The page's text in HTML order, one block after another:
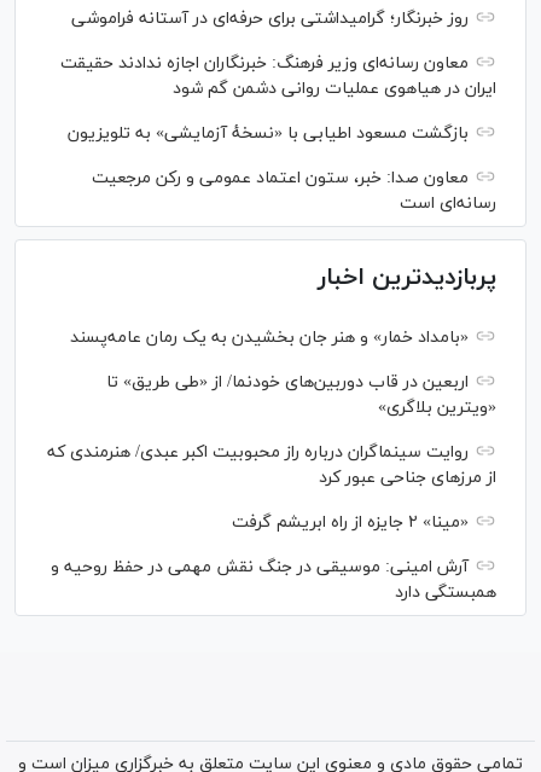
روز خبرنگار؛ گرامیداشتی برای حرفه‌ای در آستانه فراموشی
معاون رسانه‌ای وزیر فرهنگ: خبرنگاران اجازه ندادند حقیقت
ایران در هیاهوی عملیات روانی دشمن گم شود
بازگشت مسعود اطیابی با «نسخهٔ آزمایشی» به تلویزیون
معاون صدا: خبر، ستون اعتماد عمومی و رکن مرجعیت
رسانه‌ای است
پربازدیدترین اخبار
«بامداد خمار» و هنر جان بخشیدن به یک رمان عامه‌پسند
اربعین در قاب دوربین‌های خودنما/ از «طی طریق» تا
«ویترین بلاگری»
روایت سینماگران درباره راز محبوبیت اکبر عبدی/ هنرمندی که
از مرزهای جناحی عبور کرد
«مینا» ۲ جایزه از راه ابریشم گرفت
آرش امینی: موسیقی در جنگ نقش مهمی در حفظ روحیه و
همبستگی دارد
تمامی حقوق مادی و معنوی این سایت متعلق به خبرگزاری میزان است و